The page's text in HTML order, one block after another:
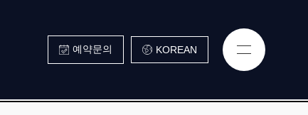
예약문의 KOREAN